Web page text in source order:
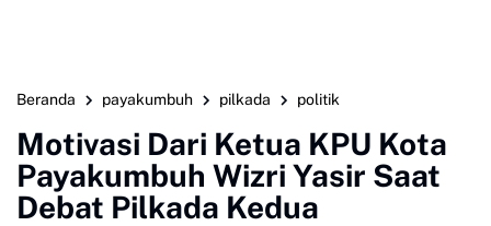
Beranda payakumbuh pilkada politik
Motivasi Dari Ketua KPU Kota
Payakumbuh Wizri Yasir Saat
Debat Pilkada Kedua